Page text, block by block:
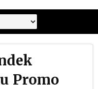
Promo